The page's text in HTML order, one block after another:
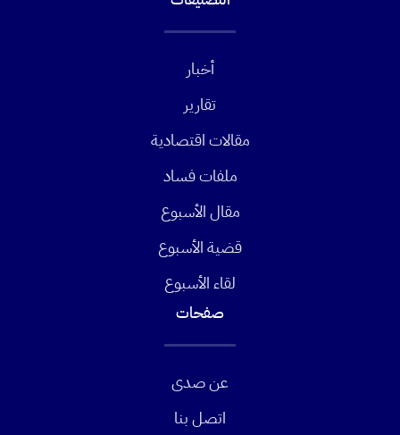
أخبار
تقارير
مقالات اقتصادية
ملفات فساد
مقال الأسبوع
قضية الأسبوع
لقاء الأسبوع
صفحات
عن صدى
اتصل بنا